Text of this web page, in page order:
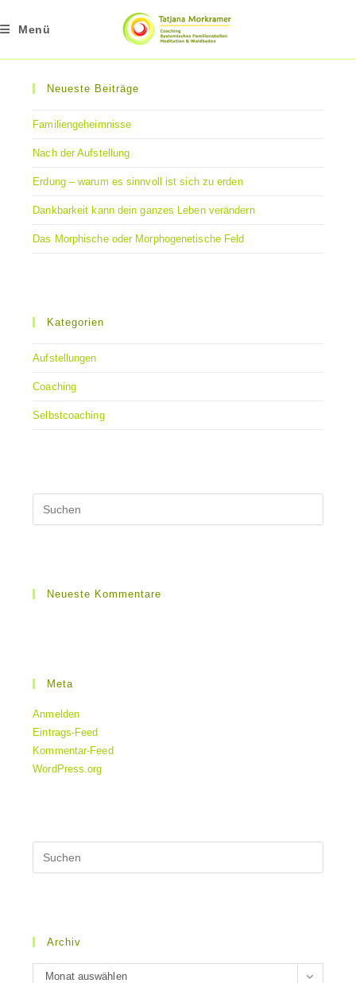
InhaltMenü
Neueste Beiträge
Familiengeheimnisse
Nach der Aufstellung
Erdung – warum es sinnvoll ist sich zu erden
Dankbarkeit kann dein ganzes Leben verändern
Das Morphische oder Morphogenetische Feld
Kategorien
Aufstellungen
Coaching
Selbstcoaching
Neueste Kommentare
Meta
Anmelden
Eintrags-Feed
Kommentar-Feed
WordPress.org
Archiv
Archiv
Monat auswählen